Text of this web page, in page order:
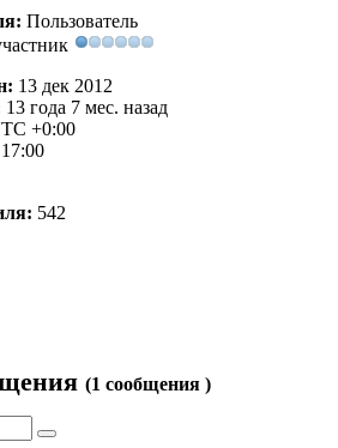
Пользователь
13 дек 2012
13 года 7 мес. назад
+0:00
17:00
542
(1 сообщения )